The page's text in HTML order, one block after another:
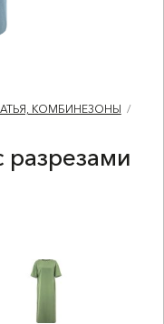
КОМБИНЕЗОНЫ
разрезами